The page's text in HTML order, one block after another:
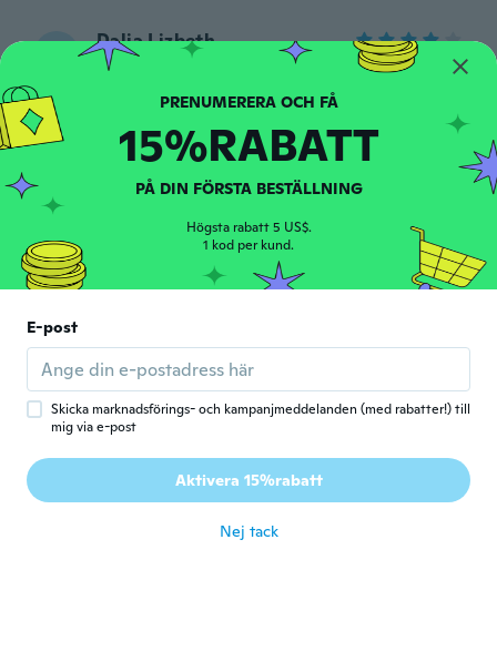
Dalia Lizbeth
Gick med 2019 recensioner uppladdningar
Tal como lo muestra la imagen
för 3 år sen
Janaina
Gick med 2019 · 193 recensioner
M María Mercedes
C Chelsey
It did come in an opened package which
was disappointing
PRENUMERERA OCH FÅ
15%RABATT
PÅ DIN FÖRSTA BESTÄLLNING
Högsta rabatt 5 US$.
1 kod per kund.
E-post
Skicka marknadsförings- och kampanjmeddelanden (med rabatter!) till
mig via e-post
Aktivera 15%rabatt
Nej tack